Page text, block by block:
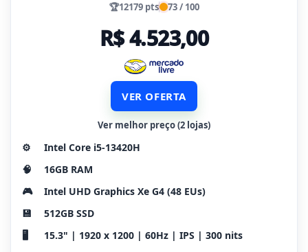
🏆12179 pts 73 / 100
R$ 4.523,00
VER OFERTA
Ver melhor preço (2 lojas)
⚙️
Intel Core i5-13420H
🧠
16GB RAM
🎮
Intel UHD Graphics Xe G4 (48 EUs)
💾
512GB SSD
🖥️
15.3" | 1920 x 1200 | 60Hz | IPS | 300 nits